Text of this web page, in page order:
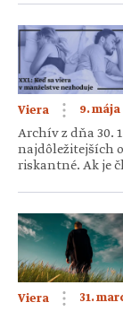
s neveriacimi či
správne? Máme
Kedy ide o
Viera 9. mája
Archív z dňa 30.
najdôležitejších
riskantné. Ak je
druhá polovica
niekto […]
Viera 31.